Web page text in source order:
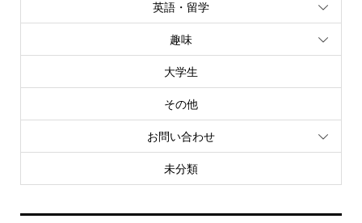
英語・留学
趣味
大学生
その他
お問い合わせ
未分類